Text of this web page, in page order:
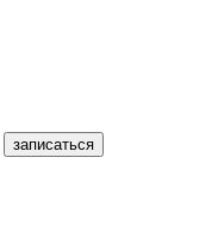
записаться